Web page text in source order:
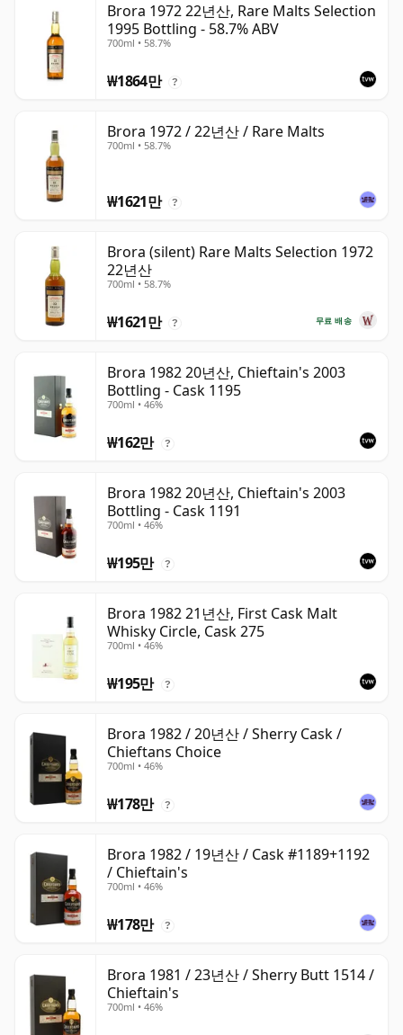
Brora 1972 22년산, Rare Malts Selection
1995 Bottling - 58.7% ABV
700ml • 58.7%
₩1864만 ?
Brora 1972 / 22년산 / Rare Malts
700ml • 58.7%
₩1621만 ?
Brora (silent) Rare Malts Selection 1972
22년산
700ml • 58.7%
무료 배송
₩1621만 ?
Brora 1982 20년산, Chieftain's 2003
Bottling - Cask 1195
700ml • 46%
₩162만 ?
Brora 1982 20년산, Chieftain's 2003
Bottling - Cask 1191
700ml • 46%
₩195만 ?
Brora 1982 21년산, First Cask Malt
Whisky Circle, Cask 275
700ml • 46%
₩195만 ?
Brora 1982 / 20년산 / Sherry Cask /
Chieftans Choice
700ml • 46%
₩178만 ?
Brora 1982 / 19년산 / Cask #1189+1192
/ Chieftain's
700ml • 46%
₩178만 ?
Brora 1981 / 23년산 / Sherry Butt 1514 /
Chieftain's
700ml • 46%